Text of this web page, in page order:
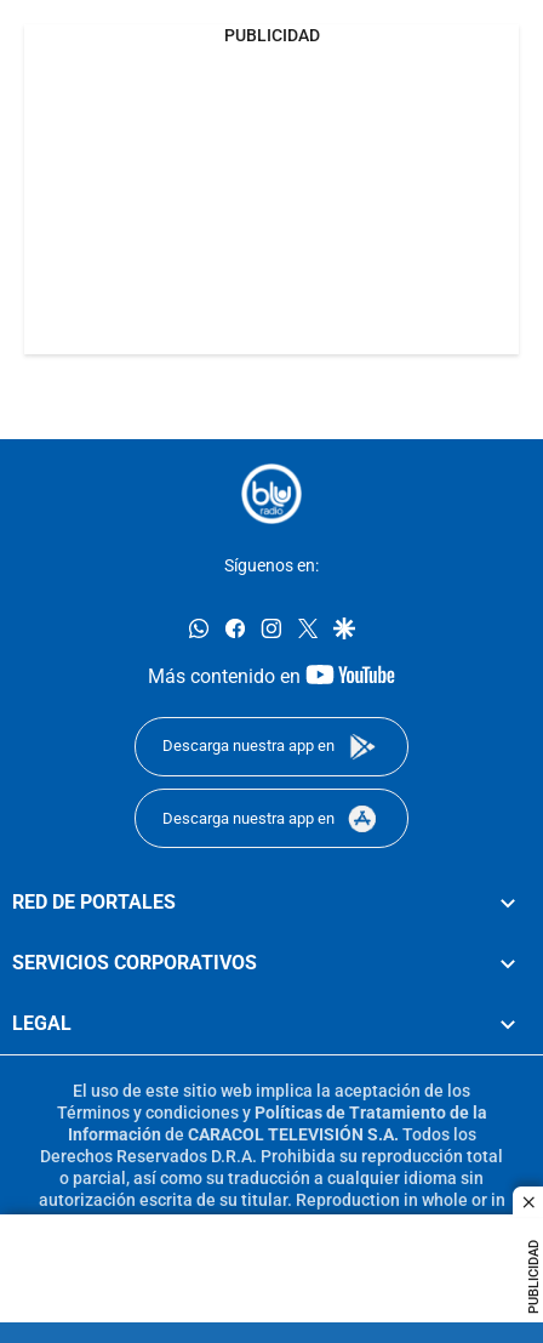
PUBLICIDAD
PUBLICIDAD
Síguenos en:
whatsappfacebookinstagram
twittergoogle
Más contenido en
youtube-
Descarga nuestra app en
Descarga nuestra app en
RED DE PORTALES
SERVICIOS CORPORATIVOS
LEGAL
El uso de este sitio web implica la aceptación de los
Términos y condicionesy Políticas de Tratamiento de la
Información de CARACOL TELEVISIÓN S.A. Todos los
Derechos Reservados D.R.A. Prohibida su reproducción total
o parcial, así como su traducción a cualquier idioma sin
autorización escrita de su titular. Reproduction in whole or in